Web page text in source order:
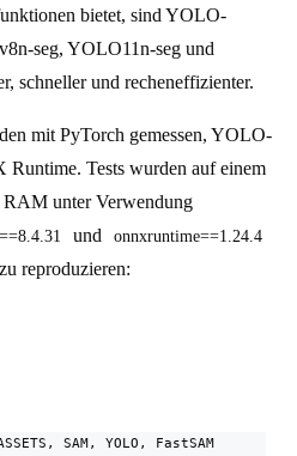
bietet, sind YOLO-
seg, YOLO11n-seg und
schneller und recheneffizienter.
mit PyTorch gemessen, YOLO-
Tests wurden auf einem
unter Verwendung
und onnxruntime==1.24.4
reproduzieren:
SAM, YOLO, FastSAM